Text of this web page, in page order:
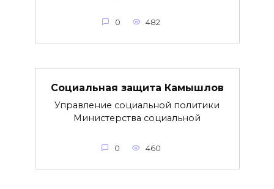
0 482
Социальная защита Камышлов
Управление социальной политики
Министерства социальной
0 460